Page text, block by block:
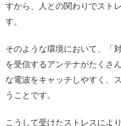
すから、人との関わりでスト
す。
そのような環境において、「
を受信するアンテナがたくさ
な電波をキャッチしやすく、
うことです。
こうして受けたストレスによ